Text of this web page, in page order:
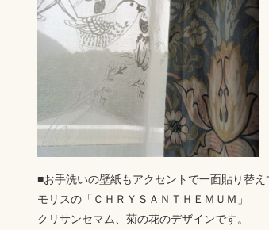
■お手洗いの壁紙もアクセントで一面貼り替え
モリスの「ＣＨＲＹＳＡＮＴＨＥＭＵＭ」
クリサンセマム、菊の花のデザインです。